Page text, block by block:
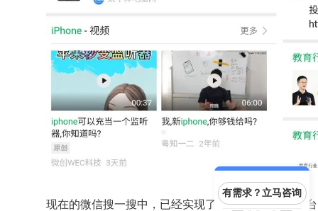
现在的微信搜一搜中，已经实现了腾讯系APP，及平
有需求？立马咨询